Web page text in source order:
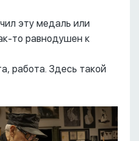
эту медаль или
то равнодушен к
работа. Здесь такой